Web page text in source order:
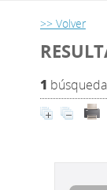
>> Volver
1